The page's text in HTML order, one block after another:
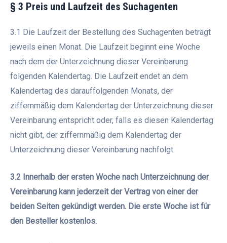
§ 3 Preis und Laufzeit des Suchagenten
3.1 Die Laufzeit der Bestellung des Suchagenten beträgt
jeweils einen Monat. Die Laufzeit beginnt eine Woche
nach dem der Unterzeichnung dieser Vereinbarung
folgenden Kalendertag. Die Laufzeit endet an dem
Kalendertag des darauffolgenden Monats, der
ziffernmäßig dem Kalendertag der Unterzeichnung dieser
Vereinbarung entspricht oder, falls es diesen Kalendertag
nicht gibt, der ziffernmäßig dem Kalendertag der
Unterzeichnung dieser Vereinbarung nachfolgt.
3.2 Innerhalb der ersten Woche nach Unterzeichnung der
Vereinbarung kann jederzeit der Vertrag von einer der
beiden Seiten gekündigt werden. Die erste Woche ist für
den Besteller kostenlos.